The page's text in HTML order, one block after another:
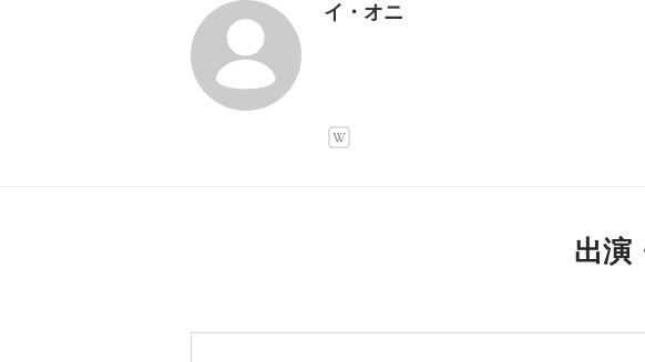
イ・オニ
出演